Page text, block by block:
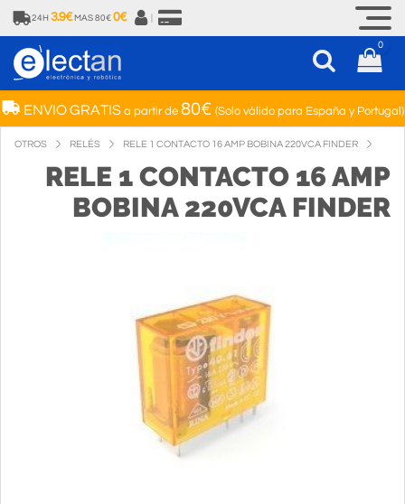
24H 3.9€ MAS 80€ 0€
0
ENVIO GRATISa partir de 80€ (Solo válido para España y Portugal)
OTROS RELÉS RELE 1 CONTACTO 16 AMP BOBINA 220VCA FINDER
RELE 1 CONTACTO 16 AMP
BOBINA 220VCA FINDER